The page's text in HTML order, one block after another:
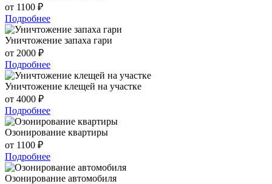
от 1100 ₽
Подробнее
Уничтожение запаха гари
от 2000 ₽
Подробнее
Уничтожение клещей на участке
от 4000 ₽
Подробнее
Озонирование квартиры
от 1100 ₽
Подробнее
Озонирование автомобиля